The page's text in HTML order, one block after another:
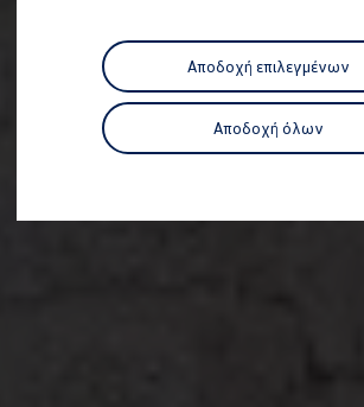
Αποδοχή επιλεγμένων
Αποδοχή όλων
Εξουσιοδοτημένο Δίκτυο Volkswagen
Αστυπάλαια: Κίνητρα Επιδότησης
Volkswagen Bulli - 75 Χρόνια
Bulli magazine
VW Bus History